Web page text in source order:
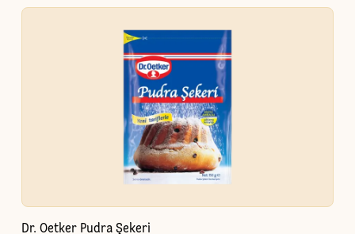
Dr. Oetker Pudra Şekeri